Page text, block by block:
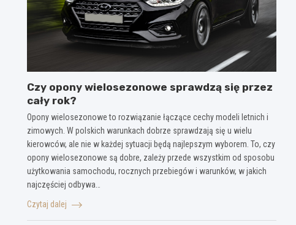
Czy opony wielosezonowe sprawdzą się przez
cały rok?
Opony wielosezonowe to rozwiązanie łączące cechy modeli letnich i
zimowych. W polskich warunkach dobrze sprawdzają się u wielu
kierowców, ale nie w każdej sytuacji będą najlepszym wyborem. To, czy
opony wielosezonowe są dobre, zależy przede wszystkim od sposobu
użytkowania samochodu, rocznych przebiegów i warunków, w jakich
najczęściej odbywa…
Czytaj dalej